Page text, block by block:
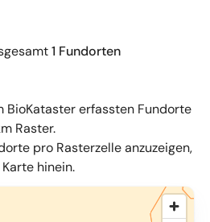
1 Fundorten
BioKataster erfassten Fundorte
Raster.
pro Rasterzelle anzuzeigen,
hinein.